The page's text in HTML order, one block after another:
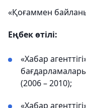
«Қоғаммен
Еңбек өтілі:
«Хабар
(2006 – 2010);
«Хабар